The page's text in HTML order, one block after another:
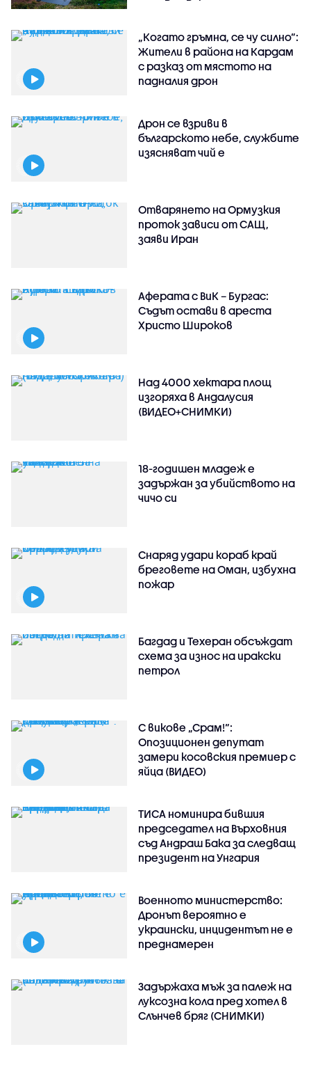
„Когато гръмна, се чу силно“:
Жители в района на Кардам
с разказ от мястото на
падналия дрон
Дрон се взриви в
българското небе, службите
изясняват чий е
Отварянето на Ормузкия
проток зависи от САЩ,
заяви Иран
Аферата с ВиК – Бургас:
Съдът остави в ареста
Христо Широков
Над 4000 хектара площ
изгоряха в Андалусия
(ВИДЕО+СНИМКИ)
18-годишен младеж е
задържан за убийството на
чичо си
Снаряд удари кораб край
бреговете на Оман, избухна
пожар
Багдад и Техеран обсъждат
схема за износ на иракски
петрол
С викове „Срам!“:
Опозиционен депутат
замери косовския премиер с
яйца (ВИДЕО)
ТИСА номинира бившия
председател на Върховния
съд Андраш Бака за следващ
президент на Унгария
Военното министерство:
Дронът вероятно е
украински, инцидентът не е
преднамерен
Задържаха мъж за палеж на
луксозна кола пред хотел в
Слънчев бряг (СНИМКИ)